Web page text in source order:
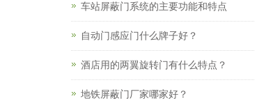
车站屏蔽门系统的主要功能和特点
自动门感应门什么牌子好？
酒店用的两翼旋转门有什么特点？
地铁屏蔽门厂家哪家好？